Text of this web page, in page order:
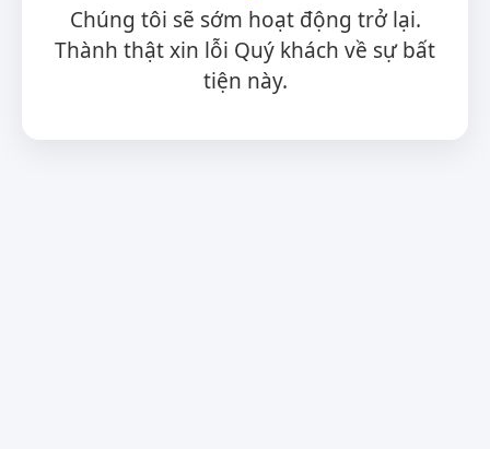
Chúng tôi sẽ sớm hoạt động trở lại.
Thành thật xin lỗi Quý khách về sự bất
tiện này.